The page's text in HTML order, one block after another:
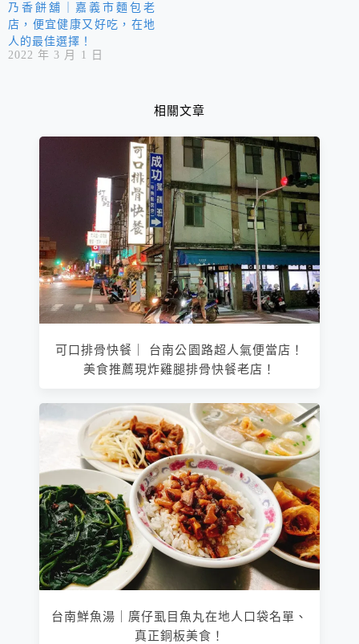
乃香餅舖｜嘉義市麵包老
店，便宜健康又好吃，在地
人的最佳選擇！
2022 年 3 月 1 日
相關文章
可口排骨快餐｜ 台南公園路超人氣便當店！
美食推薦現炸雞腿排骨快餐老店！
台南鮮魚湯｜廣仔虱目魚丸在地人口袋名單、
真正銅板美食！